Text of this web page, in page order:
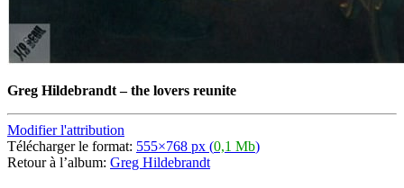
Greg Hildebrandt–the lovers reunite
Modifier l'attribution
Télécharger le format: 555×768 px (0,1 Mb)
Retour à l’album: Greg Hildebrandt